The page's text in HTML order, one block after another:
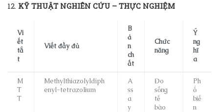
12. KỸ THUẬT NGHIÊN CỨU – THỰC NGHIỆM
Vi
ết
tắ
t
Viết đầy đủ
B
ả
n
ch
ất
Chức
năng
Ý
ng
hĩ
a
M
T
T
Methylthiazolyldiph
enyl-tetrazolium
A
ss
a
y
Đo
sống
tế
bào
Ph
ổ
biế
n